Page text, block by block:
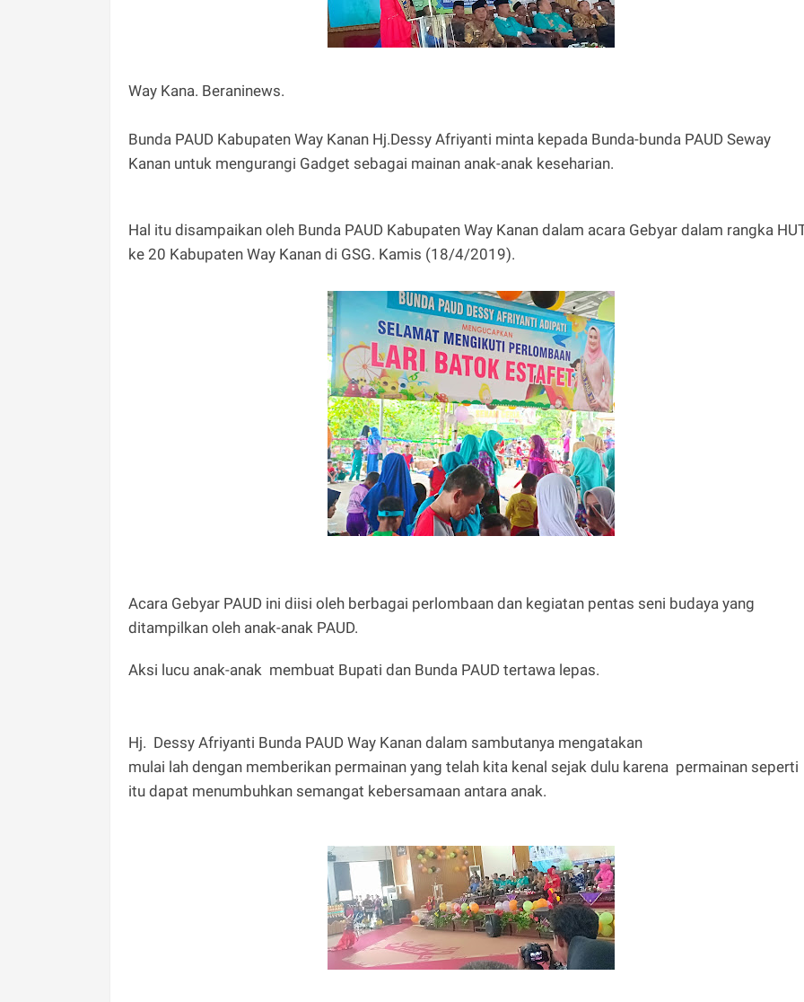
Way Kana. Beraninews.
Bunda PAUD Kabupaten Way Kanan Hj.Dessy Afriyanti minta kepada Bunda-bunda PAUD Seway
Kanan untuk mengurangi Gadget sebagai mainan anak-anak keseharian.
Hal itu disampaikan oleh Bunda PAUD Kabupaten Way Kanan dalam acara Gebyar dalam rangka
ke 20 Kabupaten Way Kanan di GSG. Kamis (18/4/2019).
Acara Gebyar PAUD ini diisi oleh berbagai perlombaan dan kegiatan pentas seni budaya yang
ditampilkan oleh anak-anak PAUD.
Aksi lucu anak-anak membuat Bupati dan Bunda PAUD tertawa lepas.
Hj. Dessy Afriyanti Bunda PAUD Way Kanan dalam sambutanya mengatakan
mulai lah dengan memberikan permainan yang telah kita kenal sejak dulu karena permainan seperti
itu dapat menumbuhkan semangat kebersamaan antara anak.